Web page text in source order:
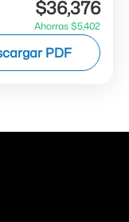
Abril, 1 al 31
$36,376
Ahorras $5,402
PDF